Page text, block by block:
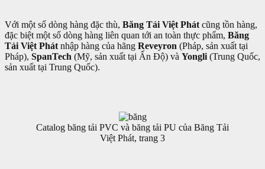
Với một số dòng hàng đặc thù, Băng Tải Việt Phát cũng tồn hàng,
đặc biệt một số dòng hàng liên quan tới an toàn thực phẩm, Băng
Tải Việt Phát nhập hàng của hãng Reveyron (Pháp, sản xuất tại
Pháp), SpanTech (Mỹ, sản xuất tại Ấn Độ) và Yongli (Trung Quốc,
sản xuất tại Trung Quốc).
Catalog băng tải PVC và băng tải PU của Băng Tải
Việt Phát, trang 3